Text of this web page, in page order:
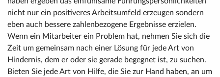
nicht nur ein positiveres Arbeitsumfeld erzeugen sondern
eben auch bessere zahlenbezogene Ergebnisse erzielen.
Wenn ein Mitarbeiter ein Problem hat, nehmen Sie sich die
Zeit um gemeinsam nach einer Lösung für jede Art von
Hindernis, dem er oder sie gerade begegnet ist, zu suchen.
Bieten Sie jede Art von Hilfe, die Sie zur Hand haben, an um